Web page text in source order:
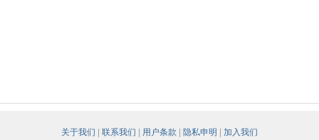
关于我们 联系我们 用户条款 隐私申明 加入我们